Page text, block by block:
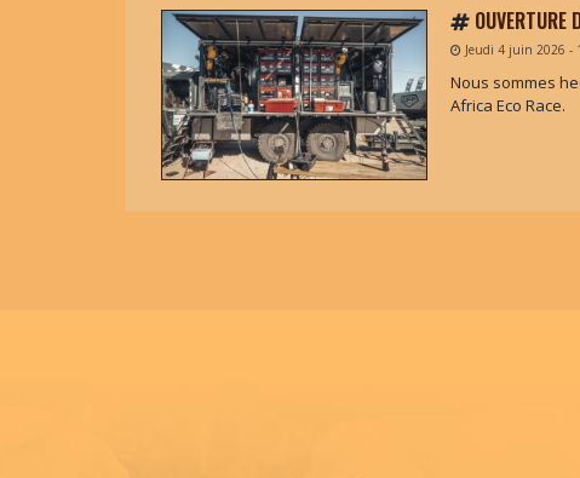
OUVERTURE
Jeudi 4 juin 2026 -
Nous sommes
Africa Eco Race.